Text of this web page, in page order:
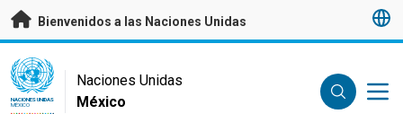
Saltar a contenido principal
Bienvenidos a las Naciones Unidas
UN Logo
NACIONES UNIDAS
MÉXICO
Naciones Unidas
México